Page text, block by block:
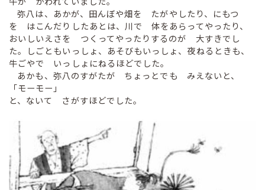
弥八は、あかが、田んぼや畑を たがやしたり、にもつ
を はこんだりしたあとは、川で 体をあらってやったり、
おいしいえさを つくってやったりするのが 大すきでし
た。しごともいっしょ、あそびもいっしょ、夜ねるときも、
牛ごやで いっしょにねるほどでした。
あかも、弥八のすがたが ちょっとでも みえないと、
「モーモー」
と、ないて さがすほどでした。